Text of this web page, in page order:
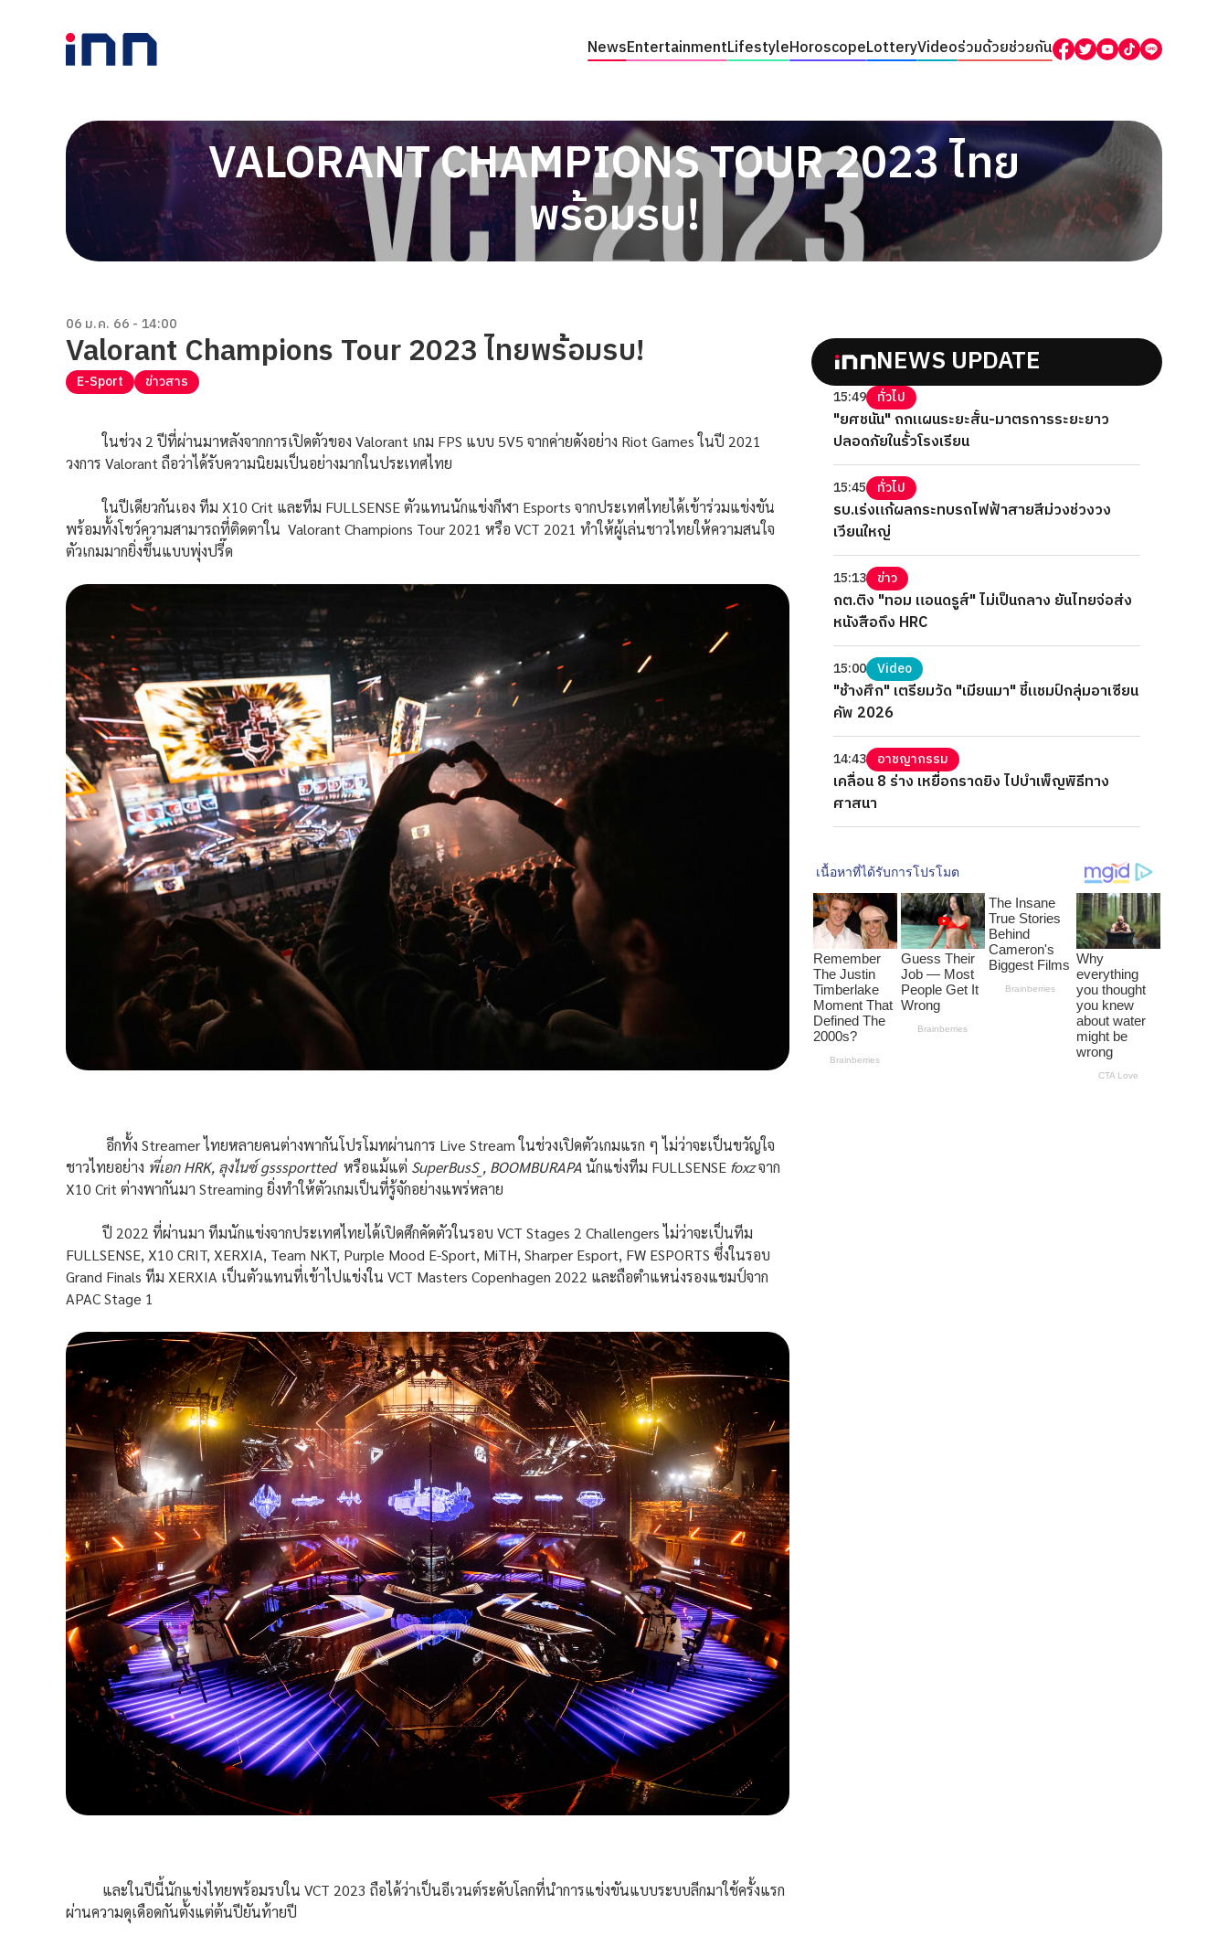
NewsEntertainmentLifestyleHoroscopeLotteryVideoร่วมด้วยช่วยกัน
VALORANT CHAMPIONS TOUR 2023 ไทย
พร้อมรบ!
06 ม.ค. 66 - 14:00
Valorant Champions Tour 2023 ไทยพร้อมรบ!
E-Sport ข่าวสาร
ในช่วง 2 ปีที่ผ่านมาหลังจากการเปิดตัวของ Valorant เกม FPS แบบ 5V5 จากค่ายดังอย่าง Riot Games ในปี 2021
วงการ Valorant ถือว่าได้รับความนิยมเป็นอย่างมากในประเทศไทย
ในปีเดียวกันเอง ทีม X10 Crit และทีม FULLSENSE ตัวแทนนักแข่งกีฬา Esports จากประเทศไทยได้เข้าร่วมแข่งขัน
พร้อมทั้งโชว์ความสามารถที่ติดตาใน Valorant Champions Tour 2021 หรือ VCT 2021 ทำให้ผู้เล่นชาวไทยให้ความสนใจ
ตัวเกมมากยิ่งขึ้นแบบพุ่งปรี๊ด
อีกทั้ง Streamer ไทยหลายคนต่างพากันโปรโมทผ่านการ Live Stream ในช่วงเปิดตัวเกมแรก ๆ ไม่ว่าจะเป็นขวัญใจ
ชาวไทยอย่าง พี่เอก HRK, ลุงไนซ์ gsssportted หรือแม้แต่ SuperBusS_, BOOMBURAPAนักแข่งทีม FULLSENSE foxzจาก
X10 Crit ต่างพากันมา Streaming ยิ่งทำให้ตัวเกมเป็นที่รู้จักอย่างแพร่หลาย
ปี 2022 ที่ผ่านมา ทีมนักแข่งจากประเทศไทยได้เปิดศึกคัดตัวในรอบ VCT Stages 2 Challengers ไม่ว่าจะเป็นทีม
FULLSENSE, X10 CRIT, XERXIA, Team NKT, Purple Mood E-Sport, MiTH, Sharper Esport, FW ESPORTS ซึ่งในรอบ
Grand Finals ทีม XERXIA เป็นตัวแทนที่เข้าไปแข่งใน VCT Masters Copenhagen 2022 และถือตำแหน่งรองแชมป์จาก
APAC Stage 1
และในปีนี้นักแข่งไทยพร้อมรบใน VCT 2023 ถือได้ว่าเป็นอีเวนต์ระดับโลกที่นำการแข่งขันแบบระบบลีกมาใช้ครั้งแรก
ผ่านความดุเดือดกันตั้งแต่ต้นปียันท้ายปี
NEWS UPDATE
15:49 ทั่วไป
"ยศชนัน" ถกแผนระยะสั้น-มาตรการระยะยาว
ปลอดภัยในรั้วโรงเรียน
15:45 ทั่วไป
รบ.เร่งแก้ผลกระทบรถไฟฟ้าสายสีม่วงช่วงวง
เวียนใหญ่
15:13 ข่าว
กต.ติง "ทอม แอนดรูส์" ไม่เป็นกลาง ยันไทยจ่อส่ง
หนังสือถึง HRC
15:00 Video
"ช้างศึก" เตรียมวัด "เมียนมา" ชี้แชมป์กลุ่มอาเซียน
คัพ 2026
14:43 อาชญากรรม
เคลื่อน 8 ร่าง เหยื่อกราดยิง ไปบำเพ็ญพิธีทาง
ศาสนา